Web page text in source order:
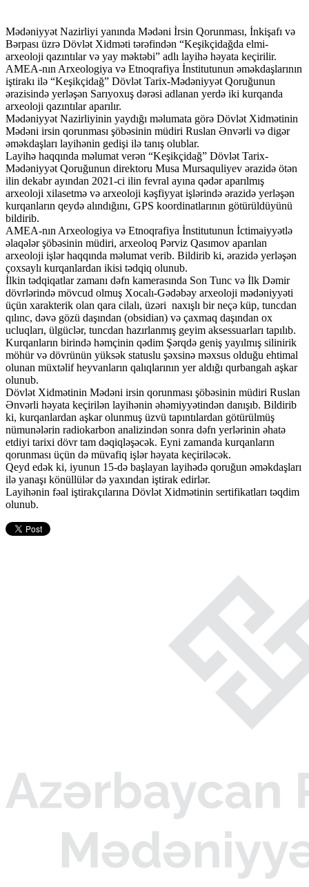
Mədəniyyət Nazirliyi yanında Mədəni İrsin Qorunması, İnkişafı və
Bərpası üzrə Dövlət Xidməti tərəfindən “Keşikçidağda elmi-
arxeoloji qazıntılar və yay məktəbi” adlı layihə həyata keçirilir.
AMEA-nın Arxeologiya və Etnoqrafiya İnstitutunun əməkdaşlarının
iştirakı ilə “Keşikçidağ” Dövlət Tarix-Mədəniyyət Qoruğunun
ərazisində yerləşən Sarıyoxuş dərəsi adlanan yerdə iki kurqanda
arxeoloji qazıntılar aparılır.
Mədəniyyət Nazirliyinin yaydığı məlumata görə Dövlət Xidmətinin
Mədəni irsin qorunması şöbəsinin müdiri Ruslan Ənvərli və digər
əməkdaşları layihənin gedişi ilə tanış olublar.
Layihə haqqında məlumat verən “Keşikçidağ” Dövlət Tarix-
Mədəniyyət Qoruğunun direktoru Musa Mursaquliyev ərazidə ötən
ilin dekabr ayından 2021-ci ilin fevral ayına qədər aparılmış
arxeoloji xilasetmə və arxeoloji kəşfiyyat işlərində ərazidə yerləşən
kurqanların qeydə alındığını, GPS koordinatlarının götürüldüyünü
bildirib.
AMEA-nın Arxeologiya və Etnoqrafiya İnstitutunun İctimaiyyətlə
əlaqələr şöbəsinin müdiri, arxeoloq Pərviz Qasımov aparılan
arxeoloji işlər haqqında məlumat verib. Bildirib ki, ərazidə yerləşən
çoxsaylı kurqanlardan ikisi tədqiq olunub.
İlkin tədqiqatlar zamanı dəfn kamerasında Son Tunc və İlk Dəmir
dövrlərində mövcud olmuş Xocalı-Gədəbəy arxeoloji mədəniyyəti
üçün xarakterik olan qara cilalı, üzəri naxışlı bir neçə küp, tuncdan
qılınc, dəvə gözü daşından (obsidian) və çaxmaq daşından ox
ucluqları, ülgüclər, tuncdan hazırlanmış geyim aksessuarları tapılıb.
Kurqanların birində həmçinin qədim Şərqdə geniş yayılmış silinirik
möhür və dövrünün yüksək statuslu şəxsinə məxsus olduğu ehtimal
olunan müxtəlif heyvanların qalıqlarının yer aldığı qurbangah aşkar
olunub.
Dövlət Xidmətinin Mədəni irsin qorunması şöbəsinin müdiri Ruslan
Ənvərli həyata keçirilən layihənin əhəmiyyətindən danışıb. Bildirib
ki, kurqanlardan aşkar olunmuş üzvü tapıntılardan götürülmüş
nümunələrin radiokarbon analizindən sonra dəfn yerlərinin əhatə
etdiyi tarixi dövr tam dəqiqləşəcək. Eyni zamanda kurqanların
qorunması üçün də müvafiq işlər həyata keçiriləcək.
Qeyd edək ki, iyunun 15-də başlayan layihədə qoruğun əməkdaşları
ilə yanaşı könüllülər də yaxından iştirak edirlər.
Layihənin fəal iştirakçılarına Dövlət Xidmətinin sertifikatları təqdim
olunub.